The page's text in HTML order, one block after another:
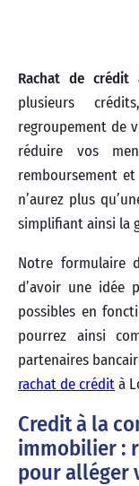
Rachat de crédit
plusieurs
regroupement de
réduire vos
remboursement
n’aurez plus
simplifiant ainsi la
Notre formulaire
d’avoir une idée
possibles en
pourrez ainsi
partenaires
rachat de crédit à
Credit à la
immobilier :
pour alléger